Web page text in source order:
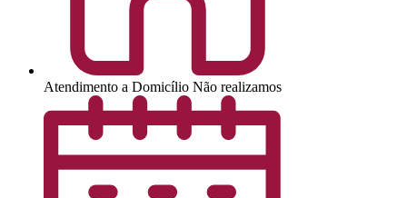
Atendimento a Domicílio Não realizamos